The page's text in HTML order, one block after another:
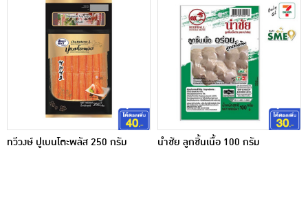
ทวีวงษ์ ปูเบนโตะพลัส 250 กรัม นำชัย ลูกชิ้นเนื้อ 100 กรัม